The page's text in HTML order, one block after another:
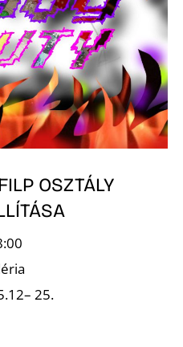
OSZTÁLY
25.